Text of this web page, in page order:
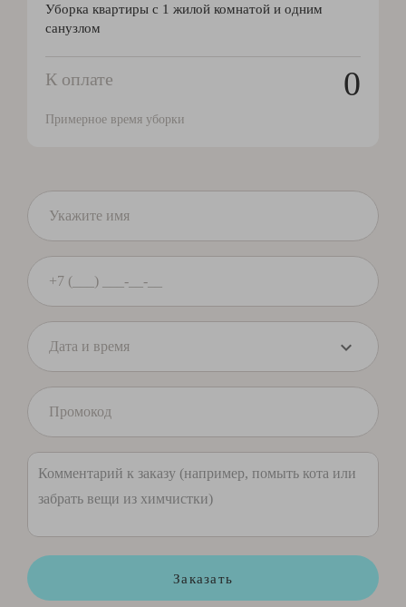
Уборка квартиры с 1 жилой комнатой и одним
санузлом
К оплате 0
Примерное время уборки
Заказать